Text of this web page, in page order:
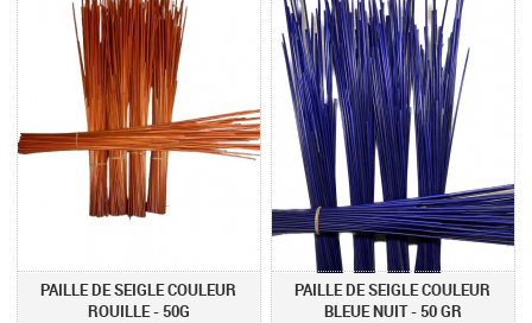
PAILLE DE SEIGLE COULEUR
ROUILLE - 50G
PAILLE DE SEIGLE COULEUR
BLEUE NUIT - 50 GR